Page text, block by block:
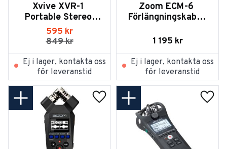
Xvive XVR-1
Portable Stereo
Recorder
595 kr
849kr
Ej i lager, kontakta oss
för leveranstid
Zoom ECM-6
Förlängningskabel
F8/H5/H6/Q8
1 195 kr
Ej i lager, kontakta oss
för leveranstid
Lägg till i favoriter